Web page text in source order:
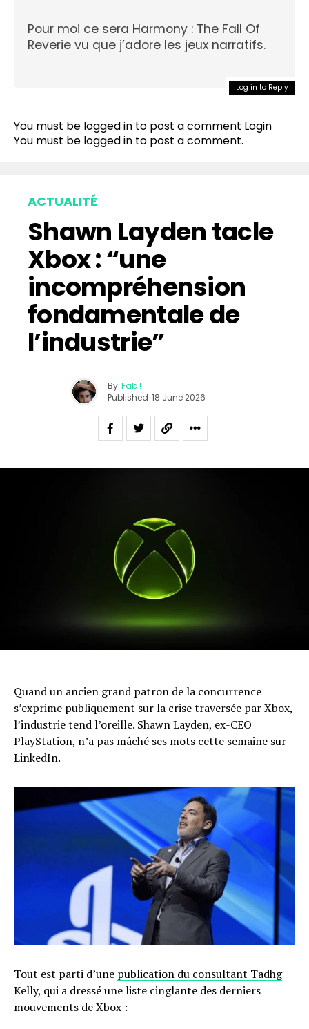
Pour moi ce sera Harmony : The Fall Of
Reverie vu que j’adore les jeux narratifs.
Log in to Reply
You must be logged in to post a comment Login
You must be logged in to post a comment.
ACTUALITÉ
Shawn Layden tacle
Xbox : “une
incompréhension
fondamentale de
l’industrie”
By Fab !
Published 18 June 2026
Quand un ancien grand patron de la concurrence
s’exprime publiquement sur la crise traversée par Xbox,
l’industrie tend l’oreille. Shawn Layden, ex-CEO
PlayStation, n’a pas mâché ses mots cette semaine sur
LinkedIn.
Tout est parti d’une publication du consultant Tadhg
Kelly, qui a dressé une liste cinglante des derniers
mouvements de Xbox :